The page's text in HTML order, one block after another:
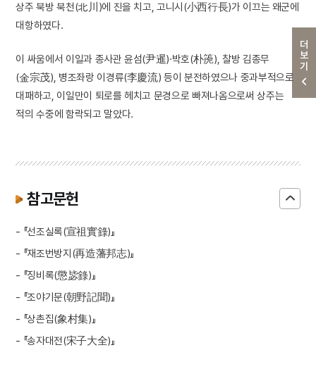
더보기
상주 북방 북천(北川)에 진을 치고, 고니시(小西行長)가 이끄는 왜군에
대항하였다.
이 싸움에서 이일과 종사관 윤섬(尹暹)·박호(朴箎), 찰방 김종무
(金宗茂), 병조좌랑 이경류(李慶流) 등이 분전하였으나 중과부적으로
대패하고, 이일만이 퇴로를 헤치고 문경으로 빠져나옴으로써 상주는
적의 수중에 함락되고 말았다.
참고문헌
- 『선조실록(宣祖實錄)』
- 『재조번방지(再造藩邦志)』
- 『징비록(懲毖錄)』
- 『조야기문(朝野記聞)』
- 『상촌집(象村集)』
- 『송자대전(宋子大全)』